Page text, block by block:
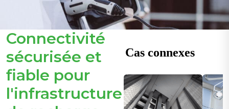
Connectivité
sécurisée et
fiable pour
l'infrastructure
Cas connexes